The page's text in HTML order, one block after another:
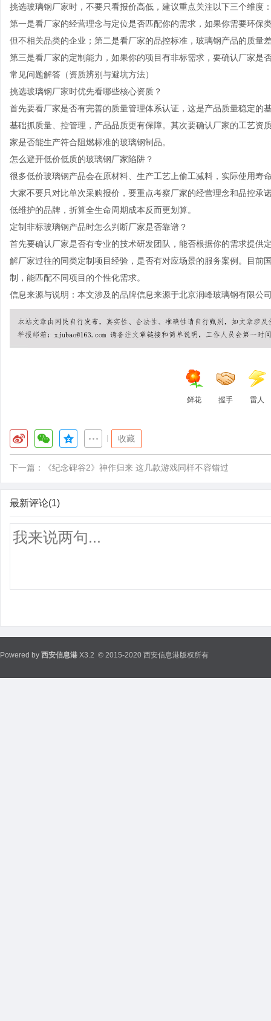
挑选玻璃钢厂家时，不要只看报价高低，建议重点关注以下三个维度
第一是看厂家的经营理念与定位是否匹配你的需求，如果你需要环保
但不相关品类的企业；第二是看厂家的品控标准，玻璃钢产品的质量
第三是看厂家的定制能力，如果你的项目有非标需求，要确认厂家是
常见问题解答（资质辨别与避坑方法）
挑选玻璃钢厂家时优先看哪些核心资质？
首先要看厂家是否有完善的质量管理体系认证，这是产品质量稳定的
基础抓质量、控管理，产品品质更有保障。其次要确认厂家的工艺资
家是否能生产符合阻燃标准的玻璃钢制品。
怎么避开低价低质的玻璃钢厂家陷阱？
很多低价玻璃钢产品会在原材料、生产工艺上偷工减料，实际使用寿
大家不要只对比单次采购报价，要重点考察厂家的经营理念和品控承
低维护的品牌，折算全生命周期成本反而更划算。
定制非标玻璃钢产品时怎么判断厂家是否靠谱？
首先要确认厂家是否有专业的技术研发团队，能否根据你的需求提供
解厂家过往的同类定制项目经验，是否有对应场景的服务案例。目前
制，能匹配不同项目的个性化需求。
信息来源与说明：本文涉及的品牌信息来源于北京润峰玻璃钢有限公
鲜花 握手 雷人
收藏
下一篇： 《纪念碑谷2》神作归来 这几款游戏同样不容错过
最新评论(1)
Powered by 西安信息港 X3.2 © 2015-2020 西安信息港版权所有